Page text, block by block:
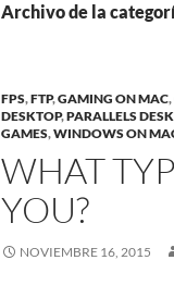
Archivo de la
FPS,FTP,GAMING ON MAC,
DESKTOP,PARALLELS
GAMES,WINDOWS ON
WHAT
YOU?
NOVIEMBRE 16, 2015